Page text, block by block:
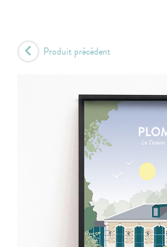
Produit précédent